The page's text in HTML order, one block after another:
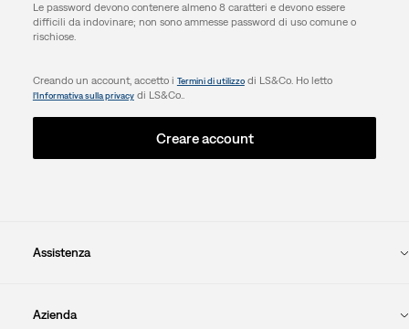
Le password devono contenere almeno 8 caratteri e devono essere
difficili da indovinare; non sono ammesse password di uso comune o
rischiose.
Creando un account, accetto i Termini di utilizzodi LS&Co. Ho letto
l’Informativa sulla privacydi LS&Co..
Creare account
Assistenza
Azienda